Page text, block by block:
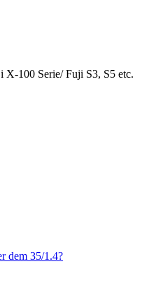
100 Serie/ Fuji S3, S5 etc.
dem 35/1.4?